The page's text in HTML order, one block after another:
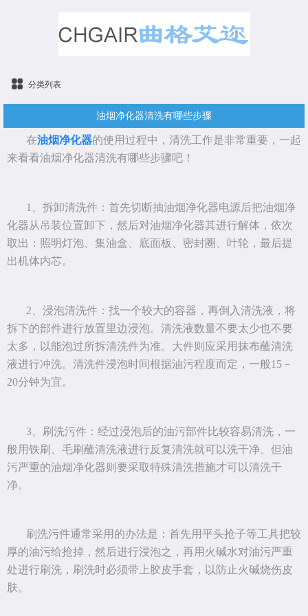
分类列表
油烟净化器清洗有哪些步骤
在油烟净化器的使用过程中，清洗工作是非常重要，一起
来看看油烟净化器清洗有哪些步骤吧！
1、拆卸清洗件：首先切断抽油烟净化器电源后把油烟净
化器从吊装位置卸下，然后对油烟净化器其进行解体，依次
取出：照明灯泡、集油盒、底面板、密封圈、叶轮，最后提
出机体内芯。
2、浸泡清洗件：找一个较大的容器，再倒入清洗液，将
拆下的部件进行放置里边浸泡。清洗液数量不要太少也不要
太多，以能泡过所拆清洗件为准。大件则应采用抹布蘸清洗
液进行冲洗。清洗件浸泡时间根据油污程度而定，一般15－
20分钟为宜。
3、刷洗污件：经过浸泡后的油污部件比较容易清洗，一
般用铁刷、毛刷蘸清洗液进行反复清洗就可以洗干净。但油
污严重的油烟净化器则要采取特殊清洗措施才可以清洗干
净。
刷洗污件通常采用的办法是：首先用平头抢子等工具把较
厚的油污给抢掉，然后进行浸泡之，再用火碱水对油污严重
处进行刷洗，刷洗时必须带上胶皮手套，以防止火碱烧伤皮
肤。